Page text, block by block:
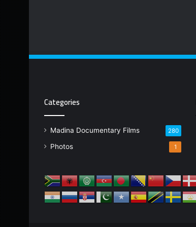
Categories
Madina Documentary Films 280
Photos 1